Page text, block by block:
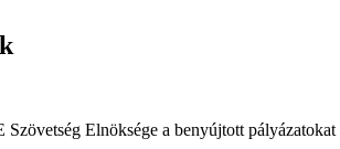
Elnöksége a benyújtott